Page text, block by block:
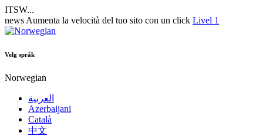
ITSW...
news Aumenta la velocità del tuo sito con un click Livel 1
Velg språk
Norwegian
العربية
Azerbaijani
Català
中文